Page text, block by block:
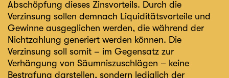
Abschöpfung dieses Zinsvorteils. Durch die
Verzinsung sollen demnach Liquiditätsvorteile und
Gewinne ausgeglichen werden, die während der
Nichtzahlung generiert werden können. Die
Verzinsung soll somit – im Gegensatz zur
Verhängung von Säumniszuschlägen – keine
Bestrafung darstellen, sondern lediglich der